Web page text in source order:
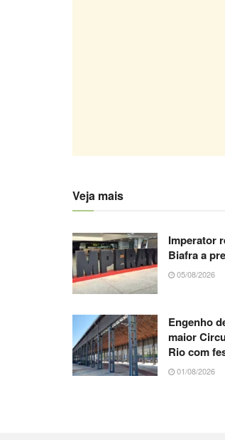
Veja mais
Imperator
Biafra a
05/08/2026
Engenho
maior
Rio com
01/08/2026